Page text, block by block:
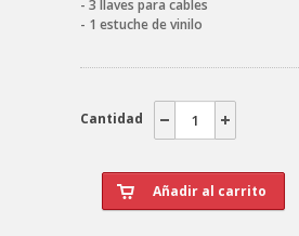
- 3 llaves para cables
- 1 estuche de vinilo
Cantidad